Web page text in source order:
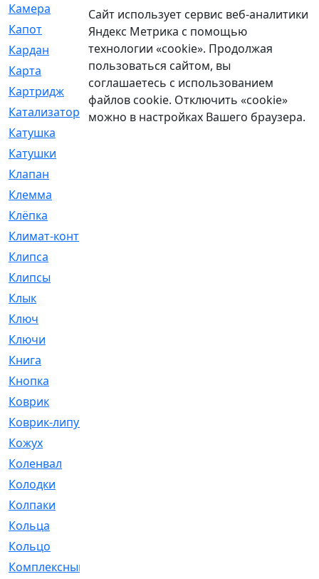
Камера
[4]
Капот
[144]
Кардан
[131]
Карта
[2]
Картридж
[250]
Катализатор
[1]
Катушка
Катушки
Клапан
Клемма
Клёпка
Климат-контроль
Клипса
Клипсы
Клык
Ключ
Ключи
Книга
Кнопка
Коврик
Коврик-липучка
Кожух
Коленвал
Колодки
Колпаки
Кольца
Кольцо
Комплексный
Сайт использует сервис веб-аналитики
Яндекс Метрика с помощью
технологии «cookie». Продолжая
пользоваться сайтом, вы
соглашаетесь с использованием
файлов cookie. Отключить «cookie»
можно в настройках Вашего браузера.